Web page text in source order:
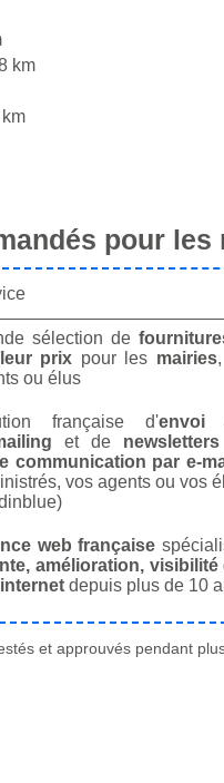
km
pour les
sélection de
prix pour les mairies
ou élus
française d'envoi
et de newsletters
communication par e-
vos agents ou vos
web française
amélioration,
depuis plus de 10
et approuvés pendant